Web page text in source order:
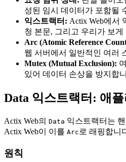
성된 임시 데이터가 포함될
익스트랙터: Actix Web에서
청 본문, 그리고 우리가 보
Arc (Atomic Reference
웹 서버에서 일반적인 여러
Mutex (Mutual Exclusion):
있어 데이터 손상을 방지합
Data 익스트랙터: 애
Actix Web의 Data 익스트랙터는
Actix Web이 이를 Arc 로 래핑합니
원칙